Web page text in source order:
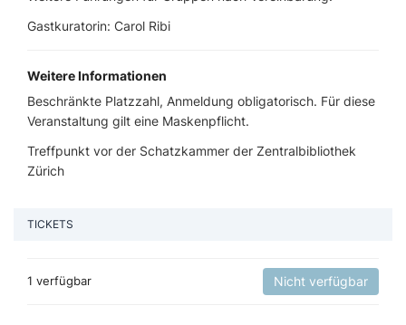
Gastkuratorin: Carol Ribi
Weitere Informationen
Beschränkte Platzzahl, Anmeldung obligatorisch. Für diese
Veranstaltung gilt eine Maskenpflicht.
Treffpunkt vor der Schatzkammer der Zentralbibliothek
Zürich
TICKETS
1 verfügbar Nicht verfügbar